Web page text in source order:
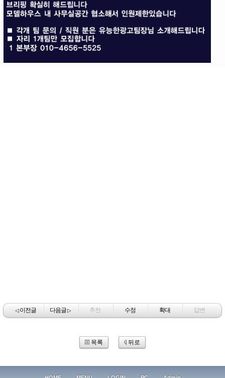
◁이전글 다음글▷ 추천 수정 확대 답변
목록 뒤로